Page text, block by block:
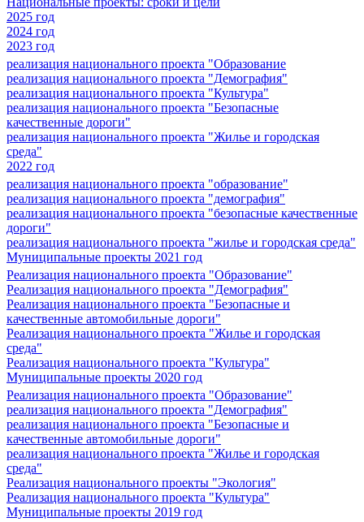
2025 год
2024 год
2023 год
реализация национального проекта "Образование
реализация национального проекта "Демография"
реализация национального проекта "Культура"
реализация национального проекта "Безопасные
качественные дороги"
реализация национального проекта "Жилье и городская
среда"
2022 год
реализация национального проекта "образование"
реализация национального проекта "демография"
реализация национального проекта "безопасные качественные
дороги"
реализация национального проекта "жилье и городская среда"
Муниципальные проекты 2021 год
Реализация национального проекта "Образование"
Реализация национального проекта "Демография"
Реализация национального проекта "Безопасные и
качественные автомобильные дороги"
Реализация национального проекта "Жилье и городская
среда"
Реализация национального проекта "Культура"
Муниципальные проекты 2020 год
Реализация национального проекта "Образование"
реализация национального проекта "Демография"
реализация национального проекта "Безопасные и
качественные автомобильные дороги"
реализация национального проекта "Жилье и городская
среда"
Реализация национального проекты "Экология"
Реализация национального проекта "Культура"
Муниципальные проекты 2019 год